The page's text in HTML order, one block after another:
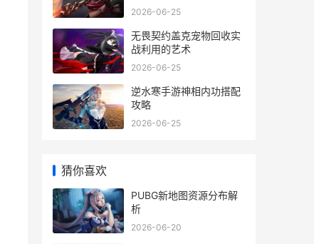
2026-06-25
无畏契约盖克宠物回收实
战利用的艺术
2026-06-25
逆水寒手游神相内功搭配
攻略
2026-06-25
猜你喜欢
PUBG新地图资源分布解
析
2026-06-20